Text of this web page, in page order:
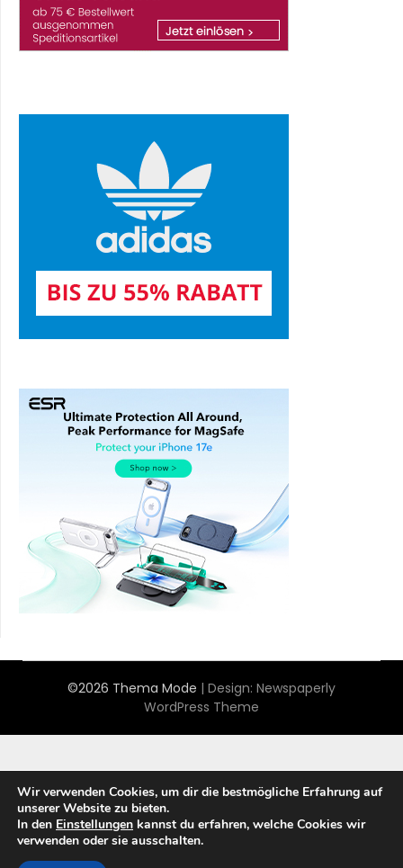
©2026 Thema Mode | Design: Newspaperly
WordPress Theme
Wir verwenden Cookies, um dir die bestmögliche Erfahrung auf
unserer Website zu bieten.
In den Einstellungen kannst du erfahren, welche Cookies wir
verwenden oder sie ausschalten.